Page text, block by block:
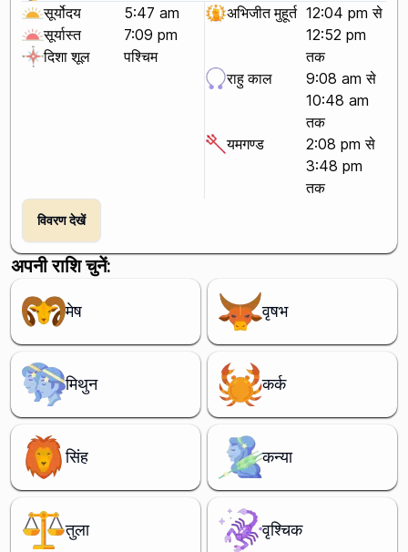
सूर्योदय
5:47 am
सूर्यास्त
7:09 pm
दिशा शूल
पश्चिम
अभिजीत मुहूर्त 12:04 pm से
12:52 pm
तक
राहु काल
9:08 am से
10:48 am
तक
यमगण्ड
2:08 pm से
3:48 pm
तक
विवरण देखें
अपनी राशि चुनें:
मेष वृषभ
मिथुन कर्क
सिंह कन्या
तुला वृश्चिक